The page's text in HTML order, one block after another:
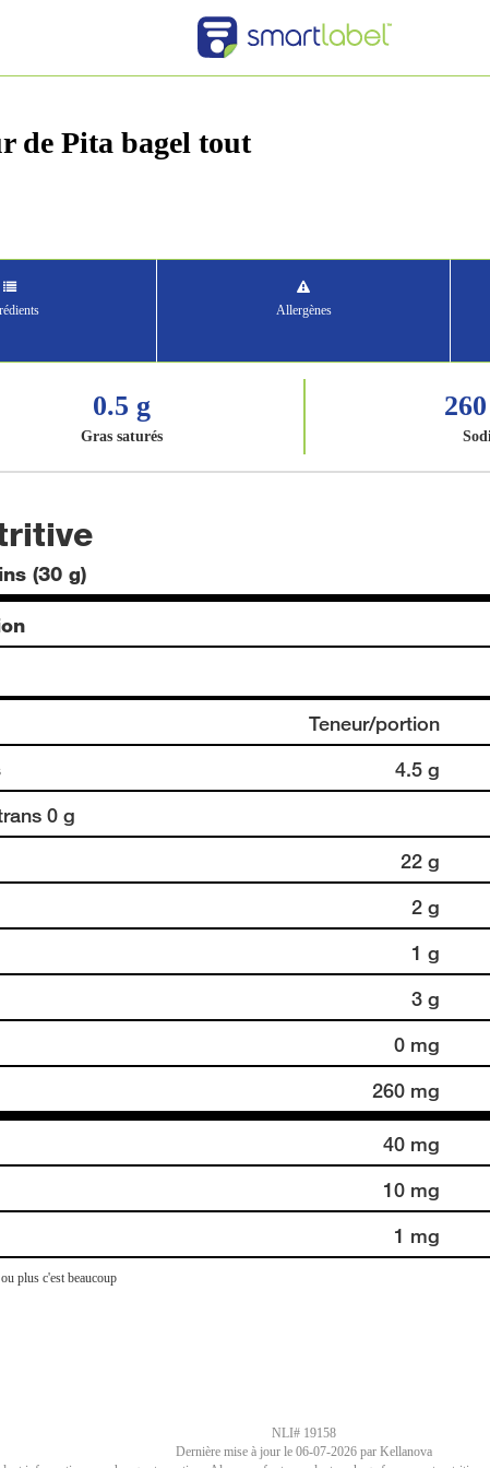
de Pita bagel tout
Allergènes
0.5 g
Gras saturés
(30 g)
Teneur/portion
4.5 g
0 g
22 g
2 g
1 g
3 g
0 mg
260 mg
40 mg
10 mg
1 mg
plus c'est beaucoup
NLI# 19158
Dernière mise à jour le 06-07-2026par Kellanova